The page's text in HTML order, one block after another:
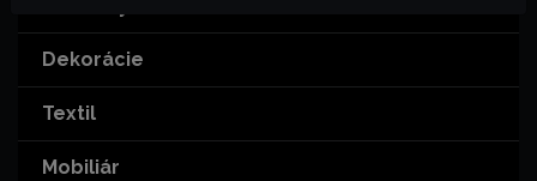
Dekorácie
Textil
Mobiliár